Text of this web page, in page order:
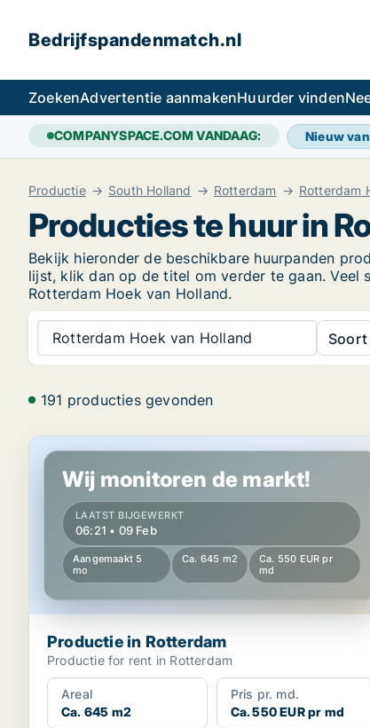
Bedrijfspandenmatch.nl
ZoekenAdvertentie aanmakenHuurder vinden
COMPANYSPACE.COM VANDAAG: Nieuw
Productie South Holland Rotterdam Rotterdam
Producties te huur in
Bekijk hieronder de beschikbare huurpanden
lijst, klik dan op de titel om verder te gaan. Veel
Rotterdam Hoek van Holland.
Rotterdam Hoek van Holland
191 producties gevonden
Productie in Rotterdam
Wij monitoren de markt!
LAATST BIJGEWERKT
06:21 • 09 Feb
Aangemaakt 5
mo
Ca. 645 m2
Ca. 550 EUR pr
md
Productie in Rotterdam
Productie for rent in Rotterdam
Areal
Ca. 645 m2
Pris pr. md.
Ca. 550 EUR pr md